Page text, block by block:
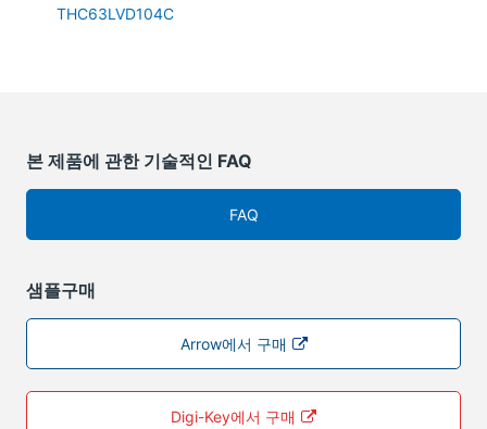
THC63LVD104C
본 제품에 관한 기술적인 FAQ
FAQ
샘플구매
Arrow에서 구매
Digi-Key에서 구매